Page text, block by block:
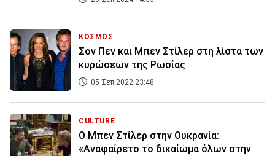
ΚΟΣΜΟΣ
Σον Πεν και Μπεν Στίλερ στη λίστα των
κυρώσεων της Ρωσίας
05 Σεπ 2022 23:48
CULTURE
O Μπεν Στίλερ στην Ουκρανία:
«Αναφαίρετο το δικαίωμα όλων στην